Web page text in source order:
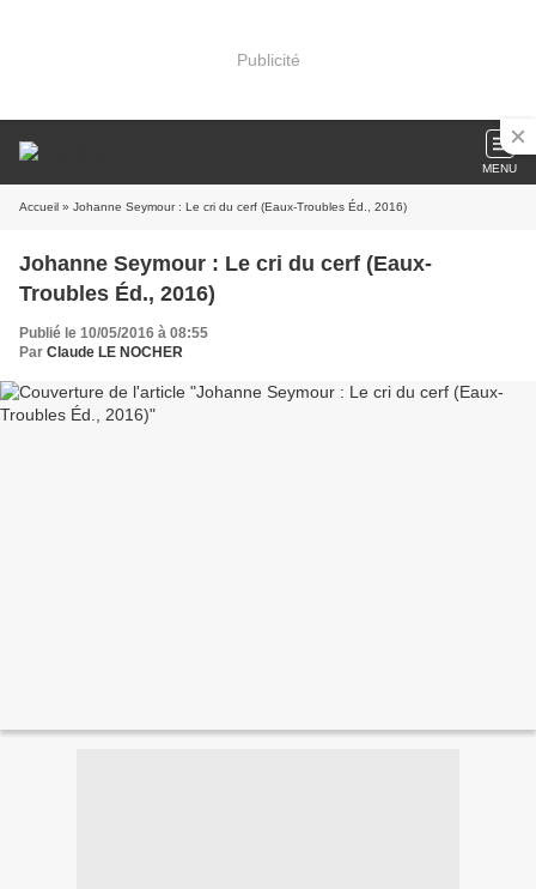
Publicité
MENU
Accueil » Johanne Seymour : Le cri du cerf (Eaux-Troubles Éd., 2016)
Johanne Seymour : Le cri du cerf (Eaux-
Troubles Éd., 2016)
Publié le 10/05/2016 à 08:55
Par Claude LE NOCHER